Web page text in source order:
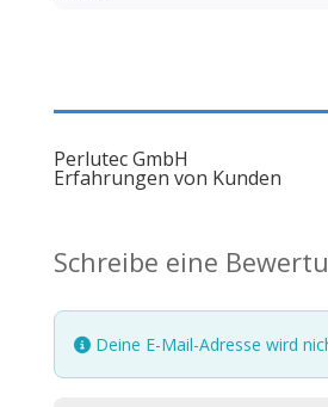
Perlutec GmbH
Erfahrungen von Kunden
Schreibe eine
Deine E-Mail-Adresse wird